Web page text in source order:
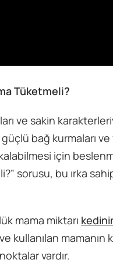
Tüketmeli?
ve sakin
bağ kurmaları
kalabilmesi için
sorusu, bu ırka
mama miktarı
ve kullanılan
vardır.